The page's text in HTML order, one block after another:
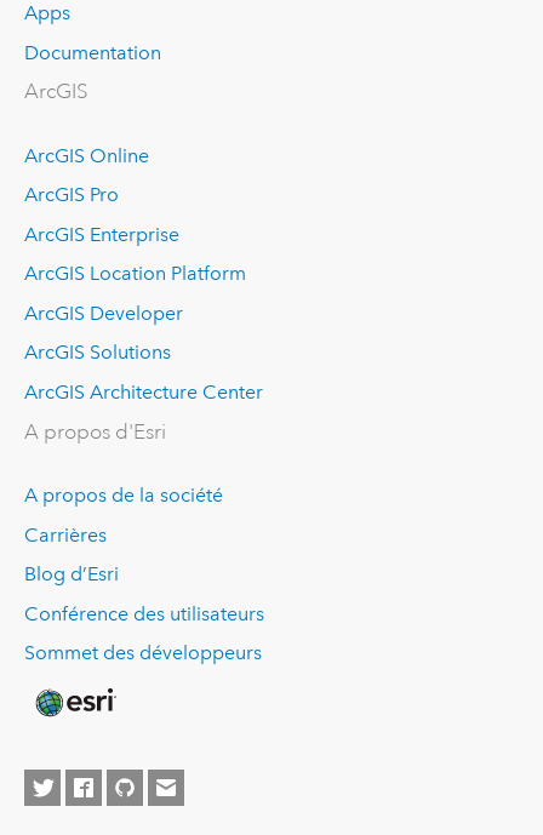
Apps
Documentation
ArcGIS
ArcGIS Online
ArcGIS Pro
ArcGIS Enterprise
ArcGIS Location Platform
ArcGIS Developer
ArcGIS Solutions
ArcGIS Architecture Center
A propos d'Esri
A propos de la société
Carrières
Blog d’Esri
Conférence des utilisateurs
Sommet des développeurs